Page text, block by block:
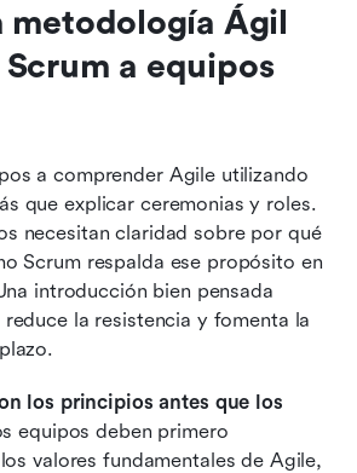
metodología Ágil
a equipos
a comprender Agile utilizando
que explicar ceremonias y roles.
necesitan claridad sobre por qué
Scrum respalda ese propósito en
introducción bien pensada
la resistencia y fomenta la
los principios antes que los
equipos deben primero
valores fundamentales de Agile,